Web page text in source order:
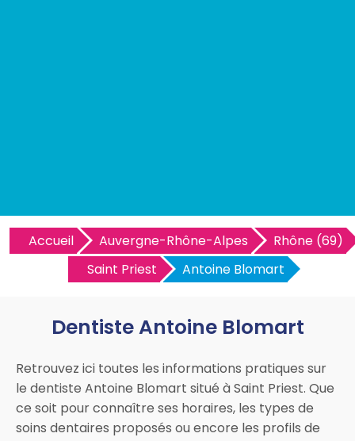
Accueil Auvergne-Rhône-Alpes
Rhône (69)
Saint Priest
Antoine Blomart
Dentiste Antoine Blomart
Retrouvez ici toutes les informations pratiques sur
le dentiste Antoine Blomart situé à Saint Priest. Que
ce soit pour connaître ses horaires, les types de
soins dentaires proposés ou encore les profils de